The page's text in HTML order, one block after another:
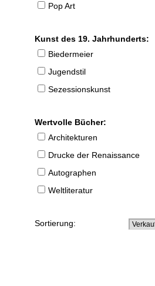
Pop Art
Kunst des 19. Jahrhunderts:
Biedermeier
Jugendstil
Sezessionskunst
Wertvolle Bücher:
Architekturen
Drucke der Renaissance
Autographen
Weltliteratur
Sortierung: